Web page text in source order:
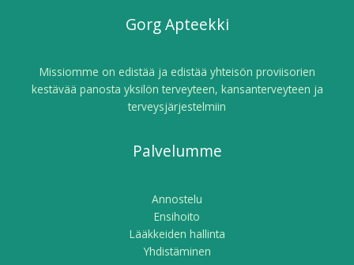
Gorg Apteekki
Missiomme on edistää ja edistää yhteisön proviisorien
kestävää panosta yksilön terveyteen, kansanterveyteen ja
terveysjärjestelmiin
Palvelumme
Annostelu
Ensihoito
Lääkkeiden hallinta
Yhdistäminen